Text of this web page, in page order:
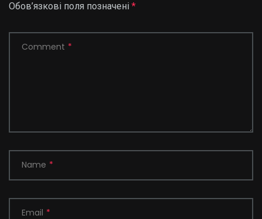
Обов’язкові поля позначені *
Comment *
Name *
Email *